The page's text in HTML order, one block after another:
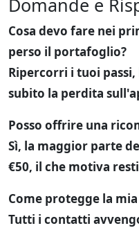
Domande e
Cosa devo fare nei
perso il portafoglio?
Ripercorri i tuoi passi,
subito la perdita
Posso offrire una
Sì, la maggior parte
€50, il che motiva
Come protegge la mia
Tutti i contatti